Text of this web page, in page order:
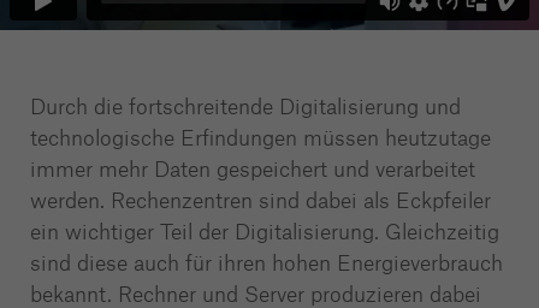
Durch die fortschreitende Digitalisierung und
technologische Erfindungen müssen heutzutage
immer mehr Daten gespeichert und verarbeitet
werden. Rechenzentren sind dabei als Eckpfeiler
ein wichtiger Teil der Digitalisierung. Gleichzeitig
sind diese auch für ihren hohen Energieverbrauch
bekannt. Rechner und Server produzieren dabei